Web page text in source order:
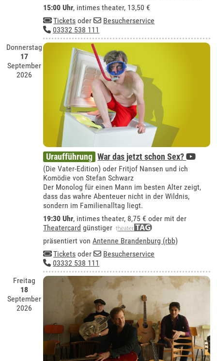
15:00 Uhr, intimes theater, 13,50 €
Tickets oder
Besucherservice
03332 538 111
Donnerstag
17
September
2026
Uraufführung War das jetzt schon Sex?
(Die Vater-Edition) oder Fritjof Nansen und ich
Komödie von Stefan Schwarz
Der Monolog für einen Mann im besten Alter zeigt,
dass das wahre Abenteuer nicht in der Wildnis,
sondern im Familienalltag liegt.
19:30 Uhr, intimes theater, 8,75 € oder mit der
Theatercard günstiger
präsentiert vonAntenne Brandenburg (rbb)
Tickets oder
Besucherservice
03332 538 111
Freitag
18
September
2026